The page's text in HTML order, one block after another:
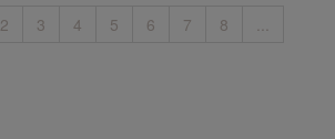
2 3 4 5 6 7 8
...